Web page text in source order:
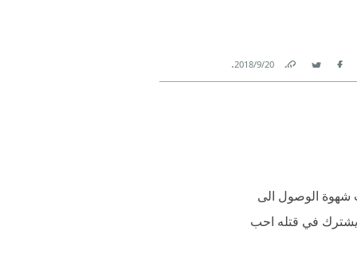
Facebook
Twitter
Link
20‏/9‏/2018
.
شهوة الوصول الى
في قتله احب